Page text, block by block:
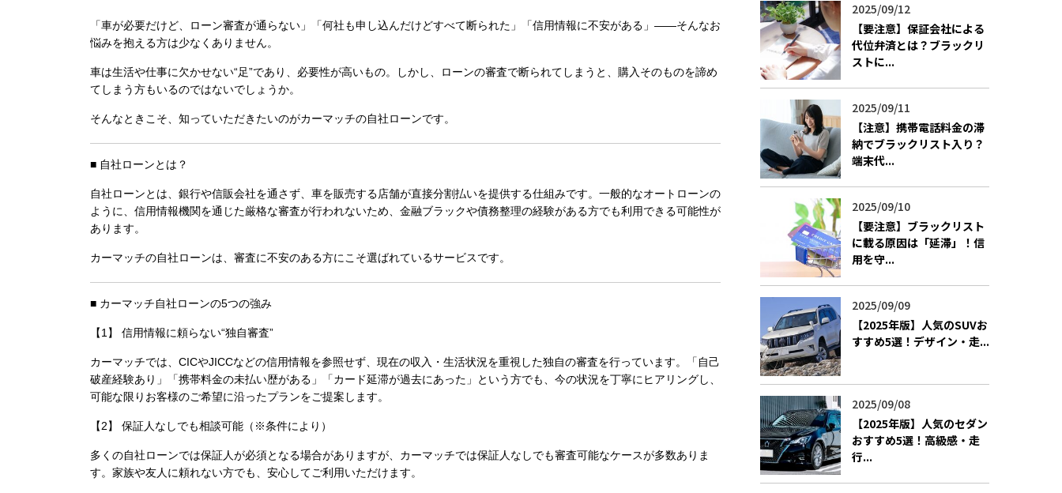
「車が必要だけど、ローン審査が通らない」「何社も申し込んだけどすべて断られた」「信用情報に不安がある」——そんなお
悩みを抱える方は少なくありません。
車は生活や仕事に欠かせない“足”であり、必要性が高いもの。しかし、ローンの審査で断られてしまうと、購入そのものを諦め
てしまう方もいるのではないでしょうか。
そんなときこそ、知っていただきたいのがカーマッチの自社ローンです。
■ 自社ローンとは？
自社ローンとは、銀行や信販会社を通さず、 車を販売する店舗が直接分割払いを提供する仕組みです。一般的なオートローンの
ように、信用情報機関を通じた厳格な審査が行われないため、金融ブラックや債務整理の経験がある方でも利用できる可能性が
あります。
カーマッチの自社ローンは、審査に不安のある方にこそ選ばれているサービスです。
■ カーマッチ自社ローンの5つの強み
【1】 信用情報に頼らない“独自審査”
カーマッチでは、CICやJICCなどの信用情報を参照せず、 現在の収入・生活状況を重視した独自の審査を行っています。「自己
破産経験あり」「携帯料金の未払い歴がある」「カード延滞が過去にあった」という方でも、今の状況を丁寧にヒアリングし、
可能な限りお客様のご希望に沿ったプランをご提案します。
【2】 保証人なしでも相談可能（※条件により）
多くの自社ローンでは保証人が必須となる場合がありますが、カーマッチでは保証人なしでも審査可能なケースが多数ありま
す。家族や友人に頼れない方でも、安心してご利用いただけます。
2025/09/12
【要注意】保証会社による
代位弁済とは？ブラックリ
ストに...
2025/09/11
【注意】携帯電話料金の滞
納でブラックリスト入り？
端末代...
2025/09/10
【要注意】ブラックリスト
に載る原因は「延滞」！信
用を守...
2025/09/09
【2025年版】人気のSUVお
すすめ5選！デザイン・走...
2025/09/08
【2025年版】人気のセダン
おすすめ5選！高級感・走
行...